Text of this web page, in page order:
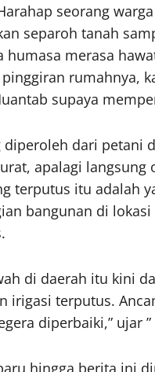
seorang
separoh tanah
humasa merasa
rumahnya,
supaya
dari petani
apalagi langsung
terputus itu adalah
bangunan di
di daerah itu kini
irigasi terputus.
diperbaiki,” ujar
hingga berita ini